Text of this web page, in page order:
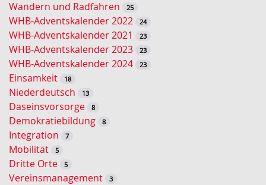
e
Wandern und Radfahren 25
WHB-Adventskalender 2022 24
WHB-Adventskalender 2021 23
WHB-Adventskalender 2023 23
WHB-Adventskalender 2024 23
Einsamkeit 18
Niederdeutsch 13
Daseinsvorsorge 8
Demokratiebildung 8
Integration 7
Mobilität 5
Dritte Orte 5
Vereinsmanagement 3